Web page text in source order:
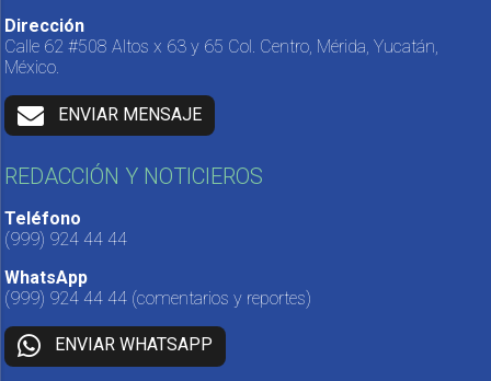
Dirección
Calle 62 #508 Altos x 63 y 65 Col. Centro, Mérida, Yucatán,
México.
ENVIAR MENSAJE
REDACCIÓN Y NOTICIEROS
Teléfono
(999) 924 44 44
WhatsApp
(999) 924 44 44 (comentarios y reportes)
ENVIAR WHATSAPP